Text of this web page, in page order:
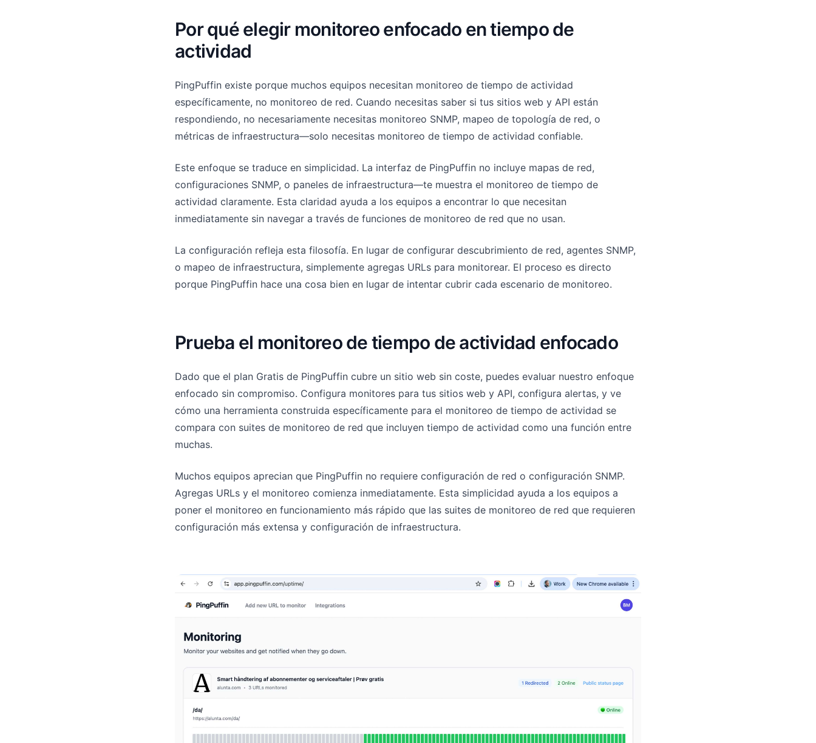
Por qué elegir monitoreo enfocado en tiempo de
actividad
PingPuffin existe porque muchos equipos necesitan monitoreo de tiempo de actividad
específicamente, no monitoreo de red. Cuando necesitas saber si tus sitios web y API están
respondiendo, no necesariamente necesitas monitoreo SNMP, mapeo de topología de red, o
métricas de infraestructura—solo necesitas monitoreo de tiempo de actividad confiable.
Este enfoque se traduce en simplicidad. La interfaz de PingPuffin no incluye mapas de red,
configuraciones SNMP, o paneles de infraestructura—te muestra el monitoreo de tiempo de
actividad claramente. Esta claridad ayuda a los equipos a encontrar lo que necesitan
inmediatamente sin navegar a través de funciones de monitoreo de red que no usan.
La configuración refleja esta filosofía. En lugar de configurar descubrimiento de red, agentes SNMP,
o mapeo de infraestructura, simplemente agregas URLs para monitorear. El proceso es directo
porque PingPuffin hace una cosa bien en lugar de intentar cubrir cada escenario de monitoreo.
Prueba el monitoreo de tiempo de actividad enfocado
Dado que el plan Gratis de PingPuffin cubre un sitio web sin coste, puedes evaluar nuestro enfoque
enfocado sin compromiso. Configura monitores para tus sitios web y API, configura alertas, y ve
cómo una herramienta construida específicamente para el monitoreo de tiempo de actividad se
compara con suites de monitoreo de red que incluyen tiempo de actividad como una función entre
muchas.
Muchos equipos aprecian que PingPuffin no requiere configuración de red o configuración SNMP.
Agregas URLs y el monitoreo comienza inmediatamente. Esta simplicidad ayuda a los equipos a
poner el monitoreo en funcionamiento más rápido que las suites de monitoreo de red que requieren
configuración más extensa y configuración de infraestructura.